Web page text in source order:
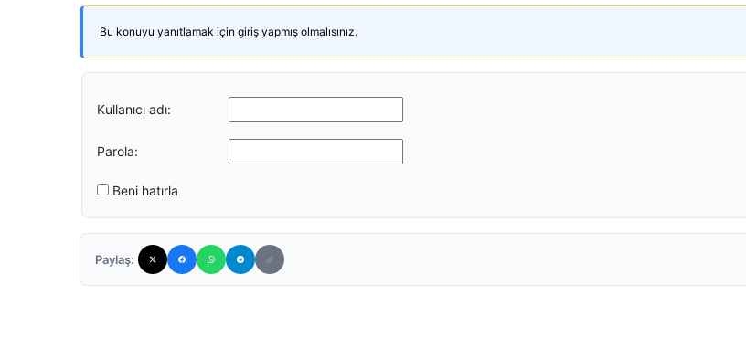
Bu konuyu yanıtlamak için giriş yapmış olmalısınız.
Kullanıcı adı:
Parola:
Beni hatırla
Paylaş: